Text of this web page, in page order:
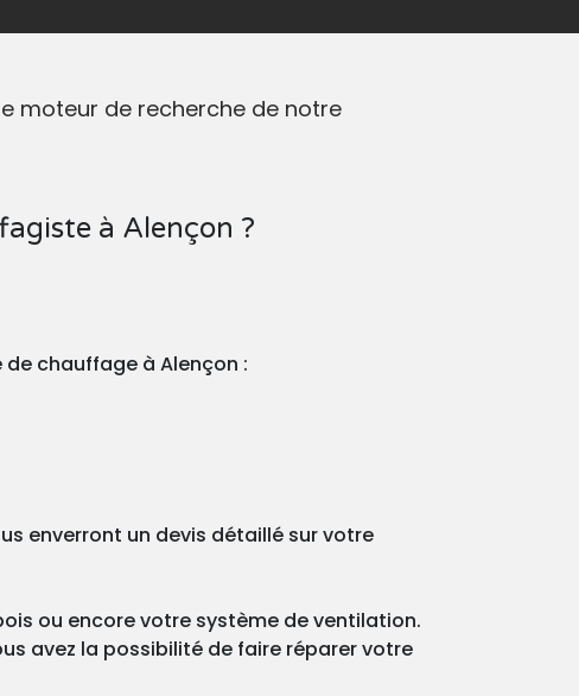
moteur de recherche de notre
à Alençon ?
chauffage à Alençon :
enverront un devis détaillé sur votre
ou encore votre système de ventilation.
avez la possibilité de faire réparer votre